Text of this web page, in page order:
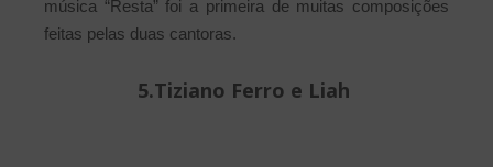
música “Resta” foi a primeira de muitas composições
feitas pelas duas cantoras.
5.Tiziano Ferro e Liah